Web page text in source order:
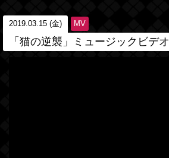
2019.03.15 (金) MV
「猫の逆襲」ミュージックビデオ